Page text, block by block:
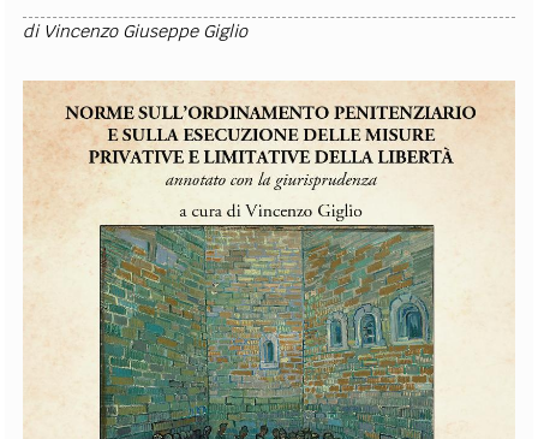
di Vincenzo Giuseppe Giglio